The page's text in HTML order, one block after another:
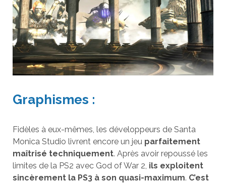
Graphismes :
Fidèles à eux-mêmes, les développeurs de Santa
Monica Studio livrent encore un jeu parfaitement
maîtrisé techniquement. Après avoir repoussé les
limites de la PS2 avec God of War 2, ils exploitent
sincèrement la PS3 à son quasi-maximum. C’est